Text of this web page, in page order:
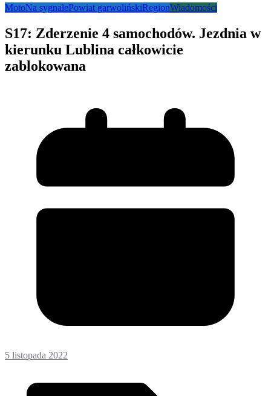
MotoNa sygnalePowiat garwolińskiRegionWiadomości
S17: Zderzenie 4 samochodów. Jezdnia w
kierunku Lublina całkowicie
zablokowana
5 listopada 2022